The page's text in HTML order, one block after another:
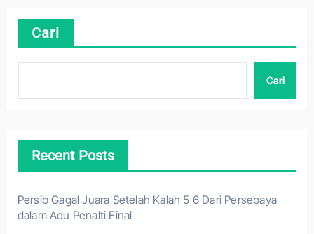
Cari
Cari
Recent Posts
Persib Gagal Juara Setelah Kalah 5 6 Dari Persebaya
dalam Adu Penalti Final